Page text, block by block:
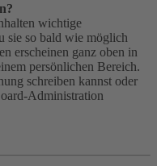
wichtige
sie so bald wie möglich
erscheinen ganz oben in
persönlichen Bereich.
schreiben kannst oder
Administration